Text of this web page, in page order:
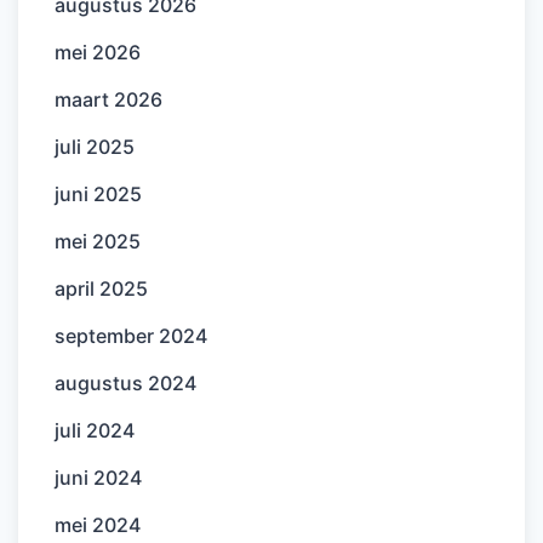
augustus 2026
mei 2026
maart 2026
juli 2025
juni 2025
mei 2025
april 2025
september 2024
augustus 2024
juli 2024
juni 2024
mei 2024